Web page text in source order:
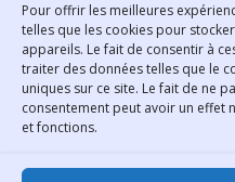
Pour offrir les meilleures
telles que les cookies pour
appareils. Le fait de consentir à
traiter des données telles que le
uniques sur ce site. Le fait de ne
consentement peut avoir un effet
et fonctions.